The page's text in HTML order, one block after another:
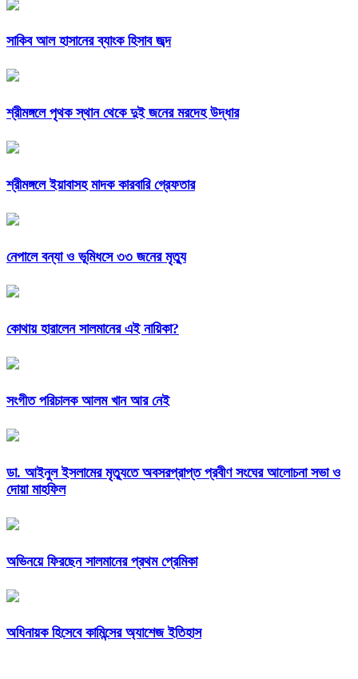
সাকিব আল হাসানের ব্যাংক হিসাব জব্দ
শ্রীমঙ্গলে পৃথক স্থান থেকে দুই জনের মরদেহ উদ্ধার
শ্রীমঙ্গলে ইয়াবাসহ মাদক কারবারি গ্রেফতার
নেপালে বন্যা ও ভূমিধসে ৩৩ জনের মৃত্যু
কোথায় হারালেন সালমানের এই নায়িকা?
সংগীত পরিচালক আলম খান আর নেই
ডা. আইনুল ইসলামের মৃত্যুতে অবসরপ্রাপ্ত প্রবীণ সংঘের আলোচনা সভা ও
দোয়া মাহফিল
অভিনয়ে ফিরছেন সালমানের প্রথম প্রেমিকা
অধিনায়ক হিসেবে কামিন্সের অ্যাশেজ ইতিহাস